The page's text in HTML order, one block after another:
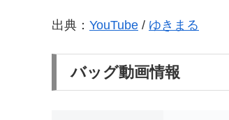
出典： YouTube / ゆきまる
バッグ動画情報